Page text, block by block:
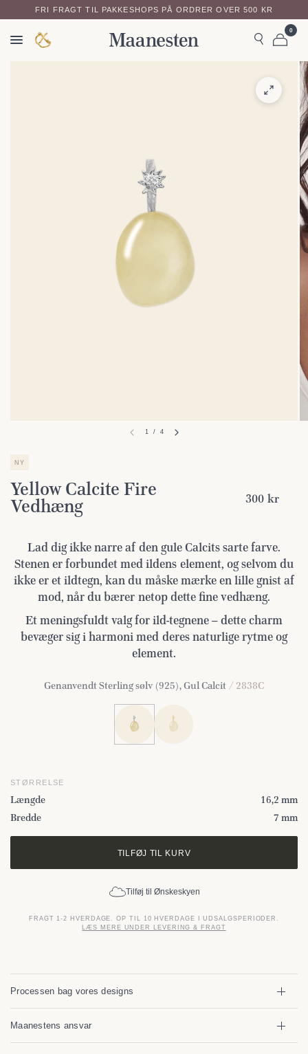
FRI FRAGT TIL PAKKESHOPS PÅ ORDRER OVER 500 KR
0
1 / 4
NY
Yellow Calcite Fire
Vedhæng 300 kr
Lad dig ikke narre af den gule Calcits sarte farve.
Stenen er forbundet med ildens element, og selvom du
ikke er et ildtegn, kan du måske mærke en lille gnist af
mod, når du bærer netop dette fine vedhæng.
Et meningsfuldt valg for ild-tegnene – dette charm
bevæger sig i harmoni med deres naturlige rytme og
element.
Genanvendt Sterling sølv (925), Gul Calcit / 2838C
STØRRELSE
Længde
16,2 mm
Bredde
7 mm
TILFØJ TIL KURV
Tilføj til Ønskeskyen
FRAGT 1-2 HVERDAGE. OP TIL 10 HVERDAGE I UDSALGSPERIODER.
LÆS MERE UNDER LEVERING & FRAGT
Processen bag vores designs
Maanestens ansvar